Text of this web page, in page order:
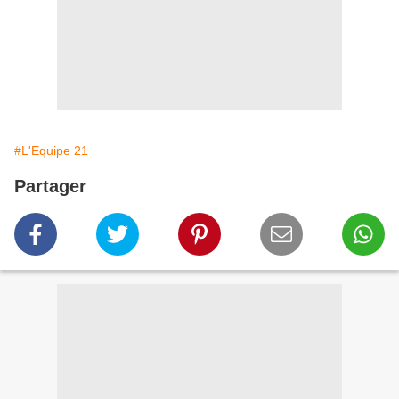
#L'Equipe 21
Partager